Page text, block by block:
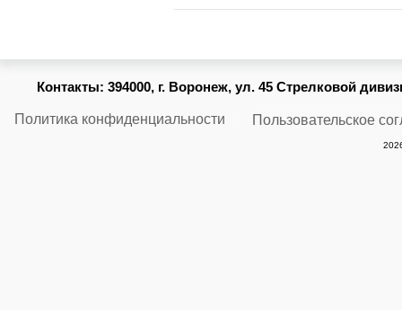
Контакты: 394000, г. Воронеж, ул. 45 Стрелковой
Политика конфиденциальности Пользовательское